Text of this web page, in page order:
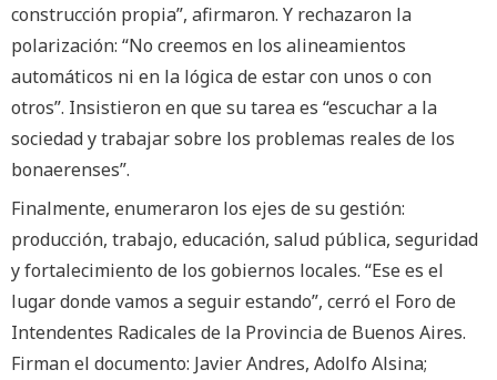
construcción propia”, afirmaron. Y rechazaron la
polarización: “No creemos en los alineamientos
automáticos ni en la lógica de estar con unos o con
otros”. Insistieron en que su tarea es “escuchar a la
sociedad y trabajar sobre los problemas reales de los
bonaerenses”.
Finalmente, enumeraron los ejes de su gestión:
producción, trabajo, educación, salud pública, seguridad
y fortalecimiento de los gobiernos locales. “Ese es el
lugar donde vamos a seguir estando”, cerró el Foro de
Intendentes Radicales de la Provincia de Buenos Aires.
Firman el documento: Javier Andres, Adolfo Alsina;